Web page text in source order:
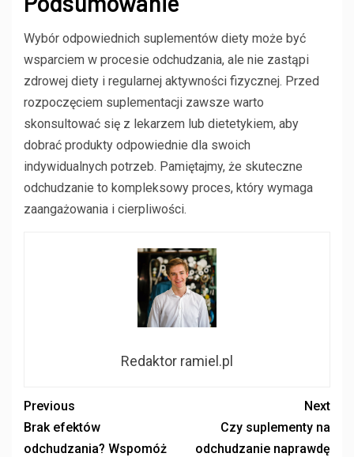
Wybór odpowiednich suplementów diety może być
wsparciem w procesie odchudzania, ale nie zastąpi
zdrowej diety i regularnej aktywności fizycznej. Przed
rozpoczęciem suplementacji zawsze warto
skonsultować się z lekarzem lub dietetykiem, aby
dobrać produkty odpowiednie dla swoich
indywidualnych potrzeb. Pamiętajmy, że skuteczne
odchudzanie to kompleksowy proces, który wymaga
zaangażowania i cierpliwości.
Redaktor ramiel.pl
Previous
Brak efektów
odchudzania? Wspomóż
Next
Czy suplementy na
odchudzanie naprawdę